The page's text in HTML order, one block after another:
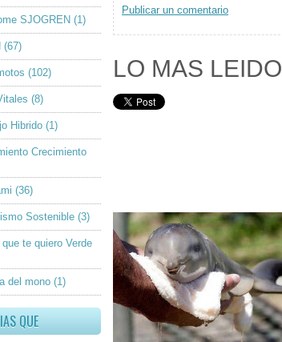
SJOGREN (1)
(67)
(102)
(8)
Hibrido (1)
Crecimiento
(36)
Sostenible (3)
que te quiero Verde
del mono (1)
QUE
Publicar un comentario
LO MAS LEIDO